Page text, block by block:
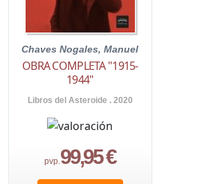
Chaves Nogales, Manuel
OBRA COMPLETA "1915-
1944"
Libros del Asteroide . 2020
pvp.99,95 €